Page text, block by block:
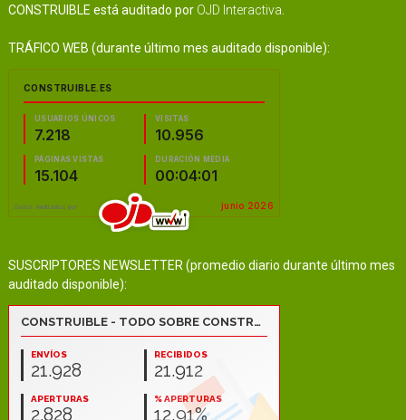
CONSTRUIBLE está auditado por OJD Interactiva
TRÁFICO WEB (durante último mes auditado disponible):
SUSCRIPTORES NEWSLETTER (promedio diario durante último mes
auditado disponible):